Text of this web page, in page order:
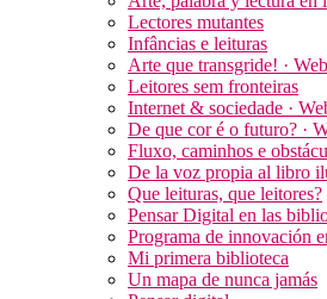
Lectores mutantes
Infâncias e leituras
Arte que transgride! ·
Leitores sem fronteiras
Internet & sociedade ·
De que cor é o futuro? ·
Fluxo, caminhos e
De la voz propia al libro
Que leituras, que leitores?
Pensar Digital en las
Programa de innovación
Mi primera biblioteca
Un mapa de nunca jamás